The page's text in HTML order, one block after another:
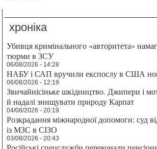
хроніка
Убивця кримінального «авторитета»
тюрми в ЗСУ
06/08/2026 - 14:28
НАБУ і САП вручили експослу в США
06/08/2026 - 12:19
Звичайнісіньке шкідництво. Джипери і
й надалі знищувати природу Карпат
04/08/2026 - 20:19
Розкрадання міжнародної допомоги: суд
із МЗС в СІЗО
03/08/2026 - 20:43